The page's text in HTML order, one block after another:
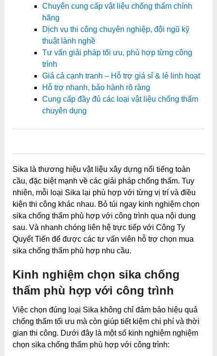
Chuyên cung cấp vật liệu chống thấm chính
hãng
Dịch vụ thi công chuyên nghiệp, đội ngũ kỹ
thuật lành nghề
Tư vấn giải pháp tối ưu, phù hợp từng công
trình
Giá cả cạnh tranh – Hỗ trợ giá sỉ & lẻ linh hoạt
Hỗ trợ nhanh, bảo hành rõ ràng
Cung cấp đầy đủ các loại vật liệu chống thấm
chuyên dụng
Sika là thương hiệu vật liệu xây dựng nổi tiếng toàn
cầu, đặc biệt mạnh về các giải pháp chống thấm. Tuy
nhiên, mỗi loại Sika lại phù hợp với từng vị trí và điều
kiện thi công khác nhau. Bỏ túi ngay kinh nghiệm chọn
sika chống thấm phù hợp với công trình qua nội dung
sau. Và nhanh chóng liên hệ trực tiếp với Công Ty
Quyết Tiến để được các tư vấn viên hỗ trợ chọn mua
sika chống thấm phù hợp nhu cầu.
Kinh nghiệm chọn sika chống
thấm phù hợp với công trình
Việc chọn đúng loại Sika không chỉ đảm bảo hiệu quả
chống thấm tối ưu mà còn giúp tiết kiệm chi phí và thời
gian thi công. Dưới đây là một số kinh nghiệm nghiệm
chọn sika chống thấm phù hợp với công trình: